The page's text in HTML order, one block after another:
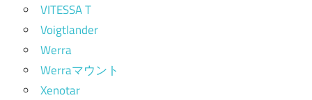
VITESSA T
Voigtlander
Werra
Werraマウント
Xenotar